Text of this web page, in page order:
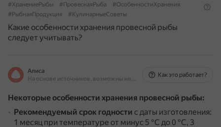
#ХранениеРыбы
#ПровеснаяРыба
#ОсобенностиХранения
#РыбнаяПродукция
#КулинарныеСоветы
Какие особенности хранения провесной рыбы
следует учитывать?
Алиса
На основе источников, возможны неточности
Как это работает?
Некоторые особенности хранения провесной рыбы:
Рекомендуемый срок годности с даты изготовления:
1 месяц при температуре от минус 5 °С до 0 °С, 3